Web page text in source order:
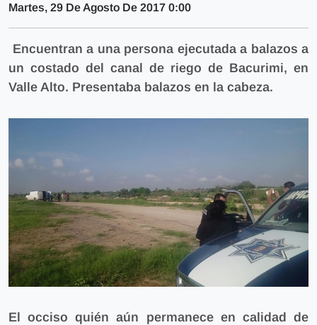
Martes, 29 De Agosto De 2017 0:00
Encuentran a una persona ejecutada a balazos a
un costado del canal de riego de Bacurimi, en
Valle Alto. Presentaba balazos en la cabeza.
El occiso quién aún permanece en calidad de